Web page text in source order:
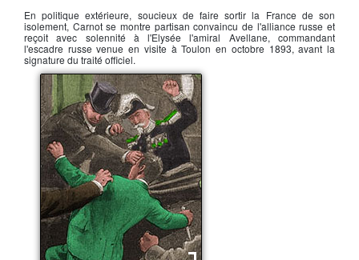
En politique extérieure, soucieux de faire sortir la France de son
isolement, Carnotse montre partisan convaincu de l'alliance russe et
reçoit avec solennité à l'Elysée l'amiral Avellane, commandant
l'escadre russe venue en visite à Toulon en octobre 1893, avant la
signature du traité officiel.